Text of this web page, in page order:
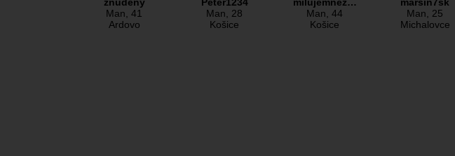
znudený
Man, 41
Ardovo
Peter1234
Man, 28
Košice
milujemnez…
Man, 44
Košice
marsin7sk
Man, 25
Michalovce